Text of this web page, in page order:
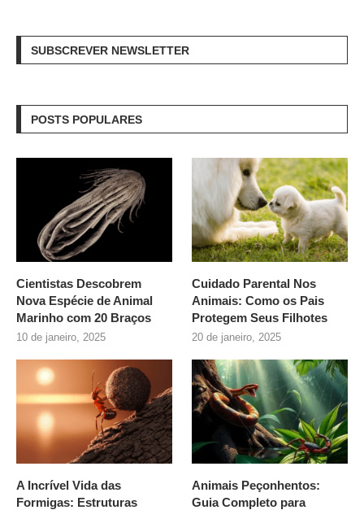
SUBSCREVER NEWSLETTER
POSTS POPULARES
Cientistas Descobrem
Nova Espécie de Animal
Marinho com 20 Braços
10 de janeiro, 2025
Cuidado Parental Nos
Animais: Como os Pais
Protegem Seus Filhotes
20 de janeiro, 2025
A Incrível Vida das
Formigas: Estruturas
Animais Peçonhentos:
Guia Completo para